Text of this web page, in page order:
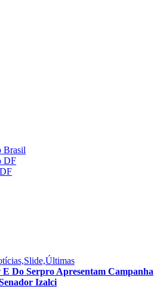
Brasil
DF
Do Serpro Apresentam Campanha
Izalci